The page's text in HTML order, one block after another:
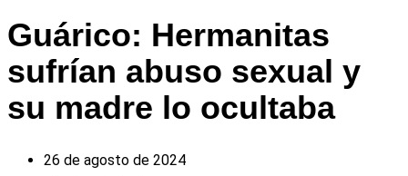
Guárico: Hermanitas
sufrían abuso sexual y
su madre lo ocultaba
26 de agosto de 2024